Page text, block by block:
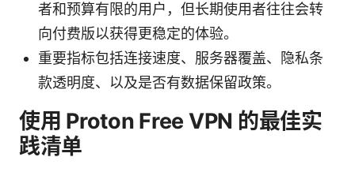
者和预算有限的用户，但长期使用者往往会转
向付费版以获得更稳定的体验。
重要指标包括连接速度、服务器覆盖、隐私条
款透明度、以及是否有数据保留政策。
使用 Proton Free VPN 的最佳实
践清单